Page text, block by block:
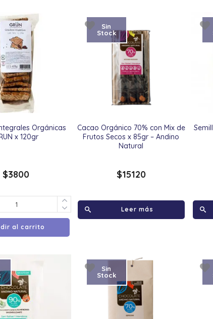
Orgánicas
x 120gr
$3800
al carrito
Cacao Orgánico 70% con Mix de
Frutos Secos x 85gr – Andino
Natural
Sin
Stock
$15120
Leer más
Sin
Stock